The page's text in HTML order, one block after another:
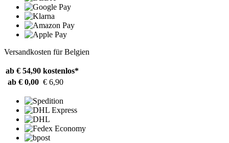
Versandkosten für Belgien
ab € 54,90 kostenlos*
ab € 0,00 € 6,90